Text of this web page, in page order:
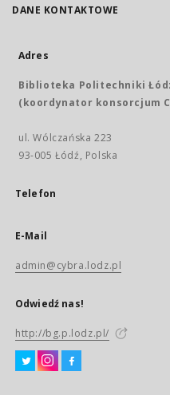
DANE KONTAKTOWE
Adres
Biblioteka Politechniki
(koordynator konsorcjum
ul. Wólczańska 223
93-005 Łódź, Polska
Telefon
E-Mail
admin@cybra.lodz.pl
Odwiedź nas!
http://bg.p.lodz.pl/